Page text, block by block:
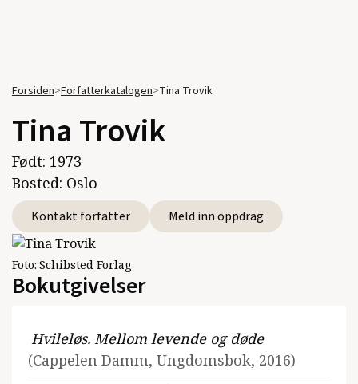
Forsiden>Forfatterkatalogen>Tina Trovik
Tina Trovik
Født: 1973
Bosted: Oslo
Kontakt forfatter Meld inn oppdrag
Foto: Schibsted Forlag
Bokutgivelser
Hvileløs. Mellom levende og døde
(Cappelen Damm, Ungdomsbok, 2016)